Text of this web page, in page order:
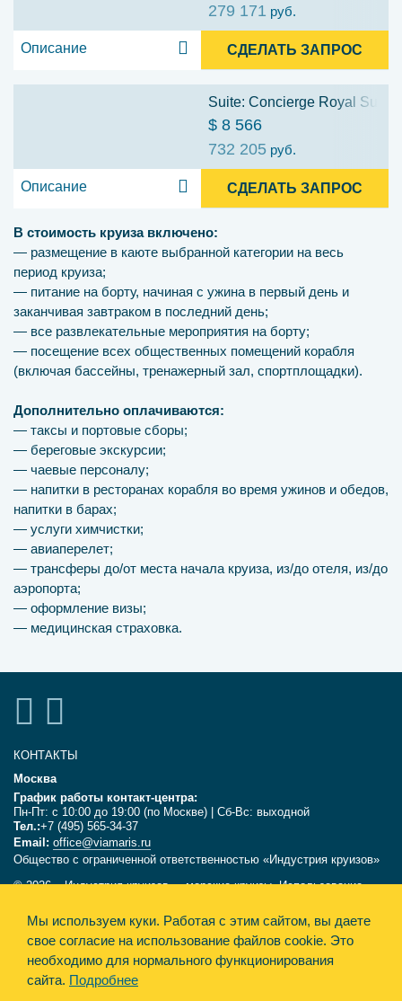
279 171 руб.
Описание СДЕЛАТЬ ЗАПРОС
Suite: Concierge Royal Suite
$ 8 566
732 205 руб.
Описание СДЕЛАТЬ ЗАПРОС
В стоимость круиза включено:
— размещение в каюте выбранной категории на весь
период круиза;
— питание на борту, начиная с ужина в первый день и
заканчивая завтраком в последний день;
— все развлекательные мероприятия на борту;
— посещение всех общественных помещений корабля
(включая бассейны, тренажерный зал, спортплощадки).
Дополнительно оплачиваются:
— таксы и портовые сборы;
— береговые экскурсии;
— чаевые персоналу;
— напитки в ресторанах корабля во время ужинов и обедов,
напитки в барах;
— услуги химчистки;
— авиаперелет;
— трансферы до/от места начала круиза, из/до отеля, из/до
аэропорта;
— оформление визы;
— медицинская страховка.
КОНТАКТЫ
Москва
График работы контакт-центра:
Пн-Пт: с 10:00 до 19:00 (по Москве) | Сб-Вс: выходной
Тел.:+7 (495) 565-34-37
Email: office@viamaris.ru
Общество с ограниченной ответственностью «Индустрия круизов»
© 2026, «Индустрия круизов» - морские круизы. Использование
разрешения компании «Индустрия круизов». Информация,
размещённая на сайте, несёт справочный характер и не является
офертой.
Политика конфиденциальности
Мы используем куки. Работая с этим сайтом, вы даете
свое согласие на использование файлов cookie. Это
необходимо для нормального функционирования
сайта. Подробнее